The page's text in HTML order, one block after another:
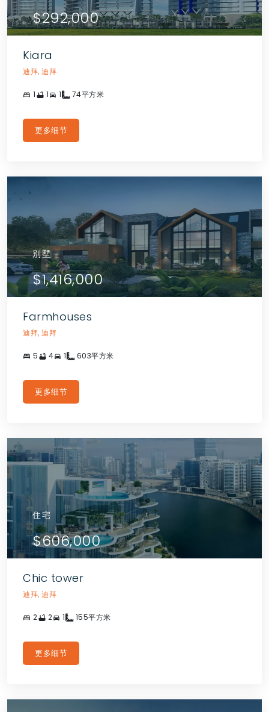
$292,000
Kiara
迪拜, 迪拜
1 1 1 74平方米
更多细节
别墅
$1,416,000
Farmhouses
迪拜, 迪拜
5 4 1 603平方米
更多细节
住宅
$606,000
Chic tower
迪拜, 迪拜
2 2 1 155平方米
更多细节